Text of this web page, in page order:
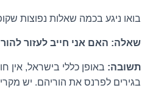
בואו ניגע בכמה שאלות נפוצות
שאלה: האם אני חייב לעזור
תשובה: באופן כללי בישראל, אין
בגירים לפרנס את הוריהם. יש